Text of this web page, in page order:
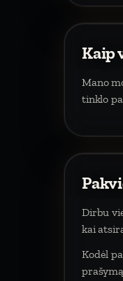
Kaip
Mano
tinklo
Dirbu
kai
Kodėl